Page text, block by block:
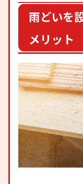
雨どいを
メリット